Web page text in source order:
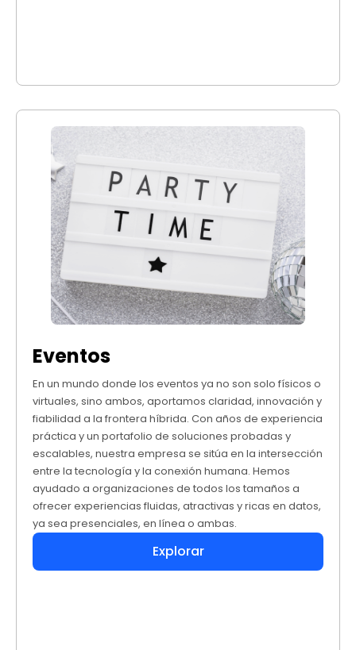
Eventos
En un mundo donde los eventos ya no son solo físicos o
virtuales, sino ambos, aportamos claridad, innovación y
fiabilidad a la frontera híbrida. Con años de experiencia
práctica y un portafolio de soluciones probadas y
escalables, nuestra empresa se sitúa en la intersección
entre la tecnología y la conexión humana. Hemos
ayudado a organizaciones de todos los tamaños a
ofrecer experiencias fluidas, atractivas y ricas en datos,
ya sea presenciales, en línea o ambas.
Explorar